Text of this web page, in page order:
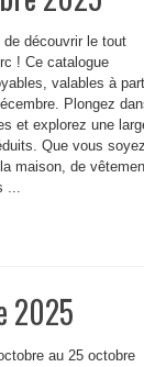
de découvrir le tout
! Ce catalogue
valables à
Plongez
et explorez une
Que vous
maison, de
...
2025
au 25 octobre